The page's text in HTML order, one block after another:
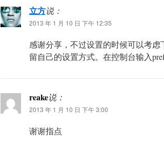
立方说：
2013 年 1 月 10 日 下午 12:35
感谢分享，不过设置的时候可以考
留自己的设置方式。在控制台输入
reake说：
2013 年 1 月 10 日 下午 3:00
谢谢指点